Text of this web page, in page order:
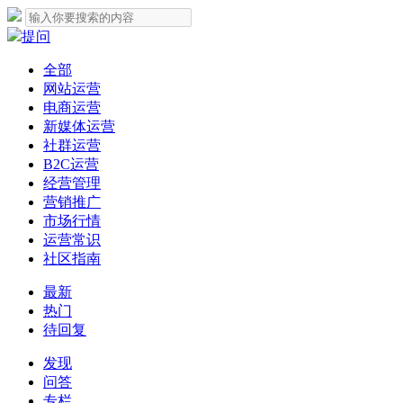
提问
全部
网站运营
电商运营
新媒体运营
社群运营
B2C运营
经营管理
营销推广
市场行情
运营常识
社区指南
最新
热门
待回复
发现
问答